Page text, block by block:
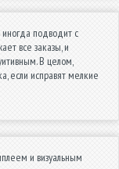
подводит с
все заказы, и
В целом,
если исправят мелкие
и визуальным